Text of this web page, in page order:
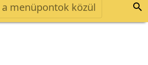
a menüpontok közül 